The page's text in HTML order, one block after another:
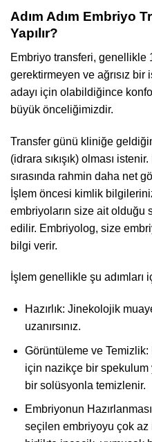
Adım Adım Embriyo
Yapılır?
Embriyo transferi, genellikle
gerektirmeyen ve ağrısız bir
adayı için olabildiğince
büyük önceliğimizdir.
Transfer günü kliniğe
(idrara sıkışık) olması
sırasında rahmin daha net
İşlem öncesi kimlik
embriyoların size ait olduğu
edilir. Embriyolog, size
bilgi verir.
İşlem genellikle şu adımları
Hazırlık: Jinekolojik
uzanırsınız.
Görüntüleme ve Temizlik:
için nazikçe bir
bir solüsyonla temizlenir.
Embriyonun
seçilen embriyoyu çok az